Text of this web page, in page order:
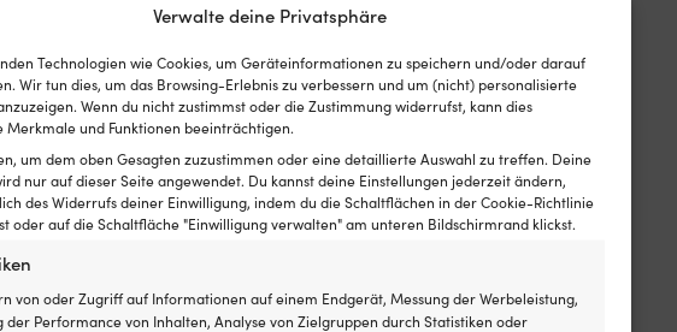
Verwalte deine Privatsphäre
Technologien wie Cookies, um Geräteinformationen zu speichern und/oder darauf
Wir tun dies, um das Browsing-Erlebnis zu verbessern und um (nicht) personalisierte
Wenn du nicht zustimmst oder die Zustimmung widerrufst, kann dies
Merkmale und Funktionen beeinträchtigen.
um dem oben Gesagten zuzustimmen oder eine detaillierte Auswahl zu treffen. Deine
nur auf dieser Seite angewendet. Du kannst deine Einstellungen jederzeit ändern,
des Widerrufs deiner Einwilligung, indem du die Schaltflächen in der Cookie-Richtlinie
oder auf die Schaltfläche "Einwilligung verwalten" am unteren Bildschirmrand klickst.
von oder Zugriff auf Informationen auf einem Endgerät, Messung der Werbeleistung,
der Performance von Inhalten, Analyse von Zielgruppen durch Statistiken oder